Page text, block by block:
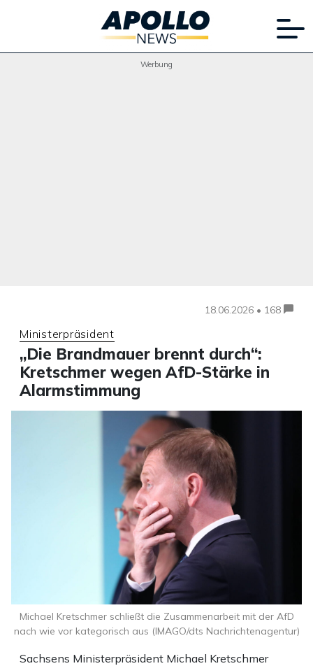
Werbung
18.06.2026 • 168
Ministerpräsident
„Die Brandmauer brennt durch“:
Kretschmer wegen AfD-Stärke in
Alarmstimmung
Sachsens Ministerpräsident Michael Kretschmer
Michael Kretschmer schließt die Zusammenarbeit mit der AfD
nach wie vor kategorisch aus (IMAGO/dts Nachrichtenagentur)